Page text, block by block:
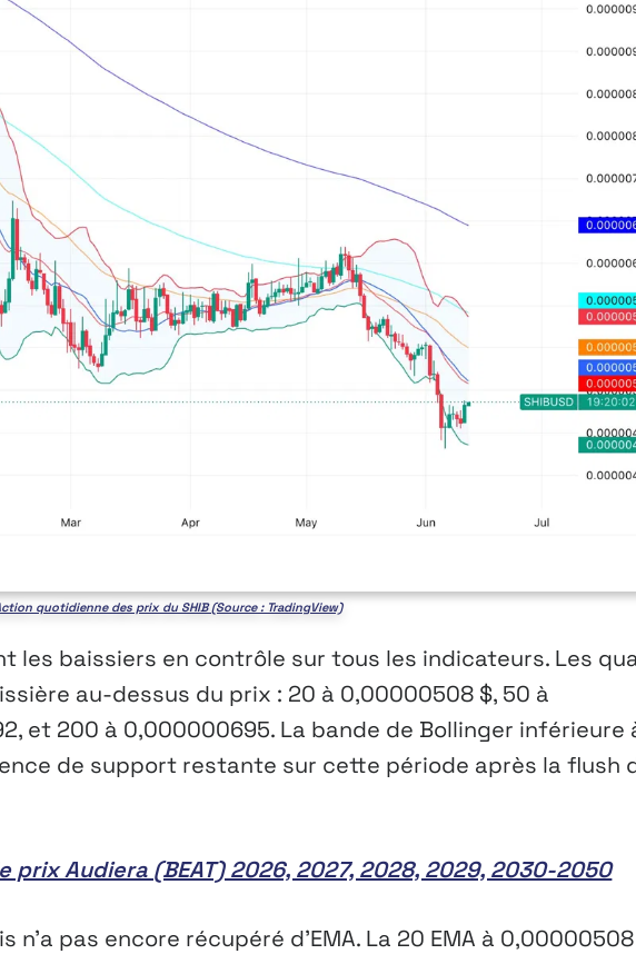
quotidienne des prix du SHIB (Source : TradingView)
les baissiers en contrôle sur tous les indicateurs. Les
au-dessus du prix : 20 à 0,00000508 $, 50 à
et 200 à 0,000000695. La bande de Bollinger inférieure
de support restante sur cette période après la flush
prix Audiera (BEAT) 2026, 2027, 2028, 2029, 2030-2050
pas encore récupéré d’EMA. La 20 EMA à